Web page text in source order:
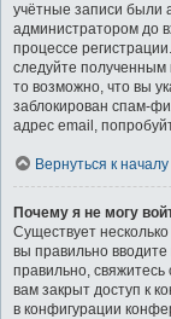
учётные записи были
администратором до
процессе
следуйте
то возможно, что вы
заблокирован спам-
адрес email,
Вернуться к началу
Почему я не могу
Существует
вы правильно
правильно,
вам закрыт доступ к
в конфигурации